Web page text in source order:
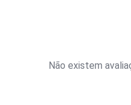
Não existem